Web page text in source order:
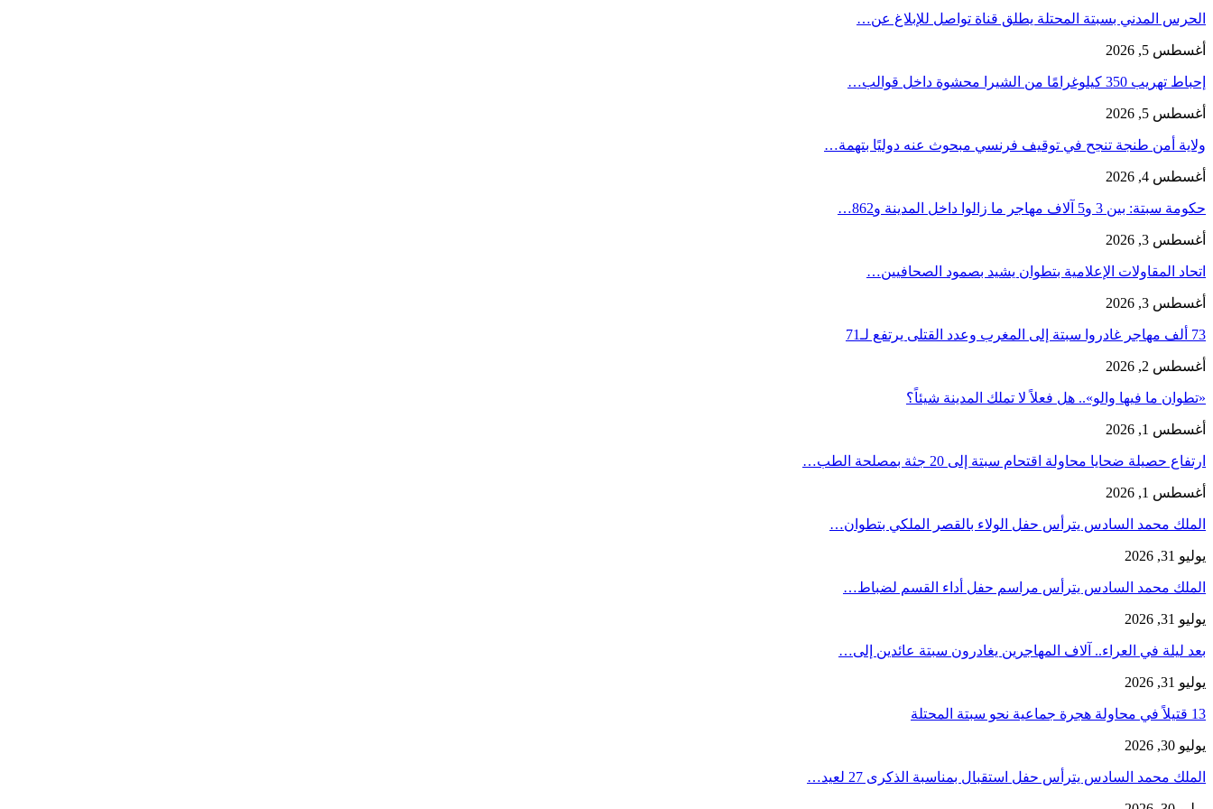
الحرس المدني بسبتة المحتلة يطلق قناة تواصل للإبلاغ عن…
أغسطس 5, 2026
إحباط تهريب 350 كيلوغرامًا من الشيرا محشوة داخل قوالب…
أغسطس 5, 2026
ولاية أمن طنجة تنجح في توقيف فرنسي مبحوث عنه دوليًا بتهمة…
أغسطس 4, 2026
حكومة سبتة: بين 3 و5 آلاف مهاجر ما زالوا داخل المدينة و862…
أغسطس 3, 2026
اتحاد المقاولات الإعلامية بتطوان يشيد بصمود الصحافيين…
أغسطس 3, 2026
73 ألف مهاجر غادروا سبتة إلى المغرب وعدد القتلى يرتفع لـ71
أغسطس 2, 2026
«تطوان ما فيها والو».. هل فعلاً لا تملك المدينة شيئاً؟
أغسطس 1, 2026
ارتفاع حصيلة ضحايا محاولة اقتحام سبتة إلى 20 جثة بمصلحة الطب…
أغسطس 1, 2026
الملك محمد السادس يترأس حفل الولاء بالقصر الملكي بتطوان…
يوليو 31, 2026
الملك محمد السادس يترأس مراسم حفل أداء القسم لضباط…
يوليو 31, 2026
بعد ليلة في العراء.. آلاف المهاجرين يغادرون سبتة عائدين إلى…
يوليو 31, 2026
13 قتيلاً في محاولة هجرة جماعية نحو سبتة المحتلة
يوليو 30, 2026
الملك محمد السادس يترأس حفل استقبال بمناسبة الذكرى 27 لعيد…